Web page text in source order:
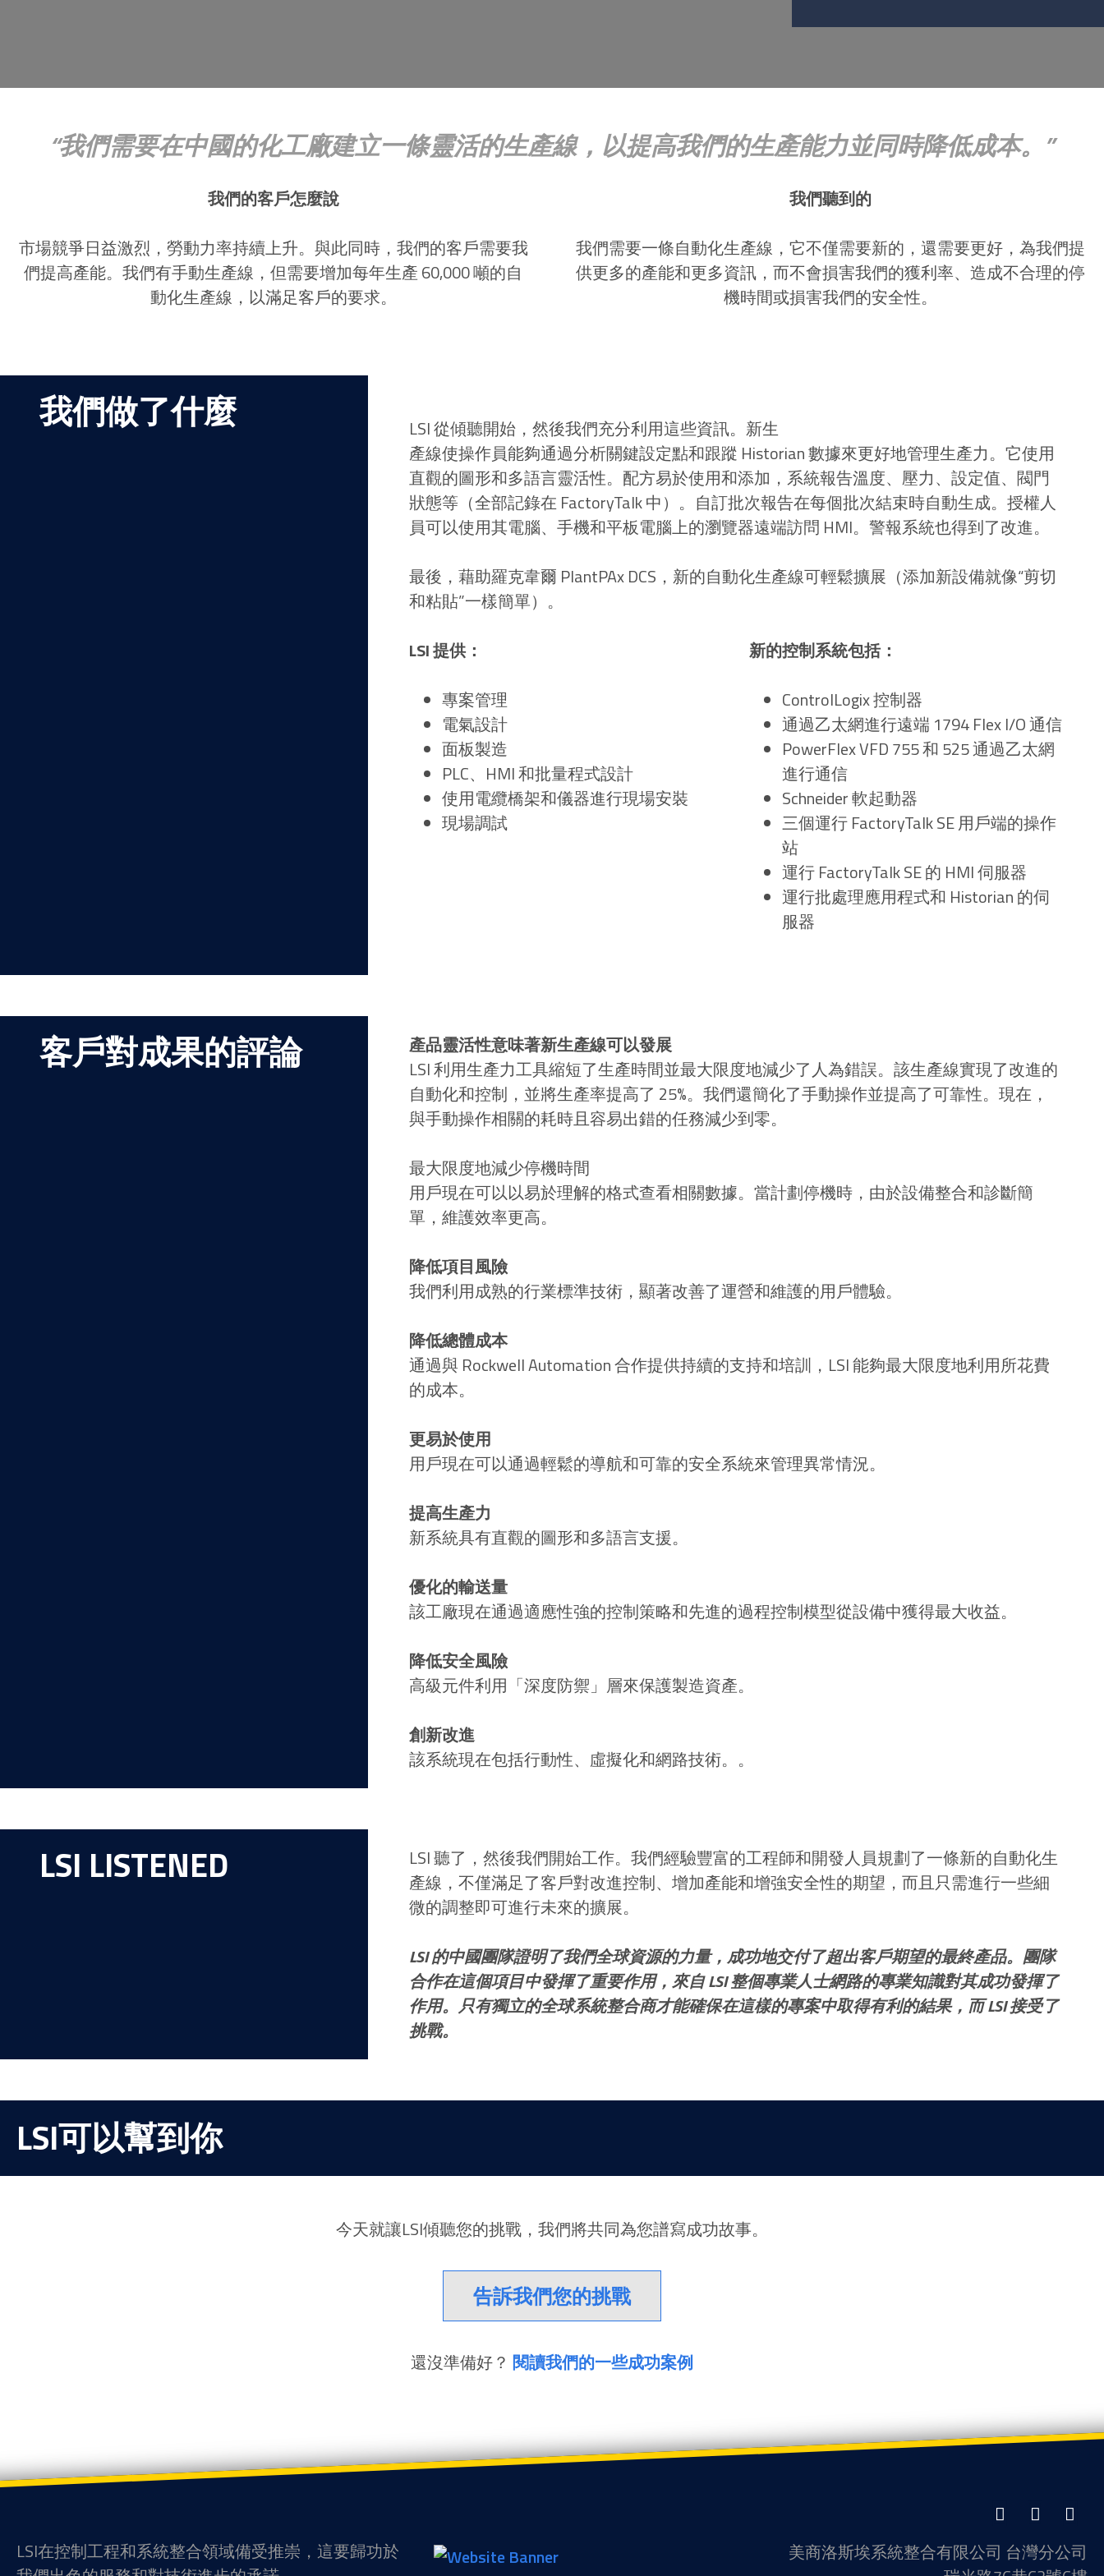
我們需要在中國的化工廠建立一條靈活的生產線，以提高我們的生產能力並同時降低成本。
我們的客戶怎麼說
市場競爭日益激烈，勞動力率持續上升。與此同時，我們的客戶需要我
們提高產能。我們有手動生產線，但需要增加每年生產 60,000 噸的自
動化生產線，以滿足客戶的要求。
我們聽到的
我們需要一條自動化生產線，它不僅需要新的，還需要更好，為我們提
供更多的產能和更多資訊，而不會損害我們的獲利率、造成不合理的停
機時間或損害我們的安全性。
我們做了什麼
LSI 從傾聽開始，然後我們充分利用這些資訊。新生
產線使操作員能夠通過分析關鍵設定點和跟蹤 Historian 數據來更好地管理生產力。它使用
直觀的圖形和多語言靈活性。配方易於使用和添加，系統報告溫度、壓力、設定值、閥門
狀態等（全部記錄在 FactoryTalk 中）。自訂批次報告在每個批次結束時自動生成。授權人
員可以使用其電腦、手機和平板電腦上的瀏覽器遠端訪問 HMI。警報系統也得到了改進。
最後，藉助羅克韋爾 PlantPAx DCS，新的自動化生產線可輕鬆擴展（添加新設備就像“剪切
和粘貼”一樣簡單）。
LSI 提供：
專案管理
電氣設計
面板製造
PLC、HMI 和批量程式設計
使用電纜橋架和儀器進行現場安裝
現場調試
新的控制系統包括：
ControlLogix 控制器
通過乙太網進行遠端 1794 Flex I/O 通信
PowerFlex VFD 755 和 525 通過乙太網
進行通信
Schneider 軟起動器
三個運行 FactoryTalk SE 用戶端的操作
站
運行 FactoryTalk SE 的 HMI 伺服器
運行批處理應用程式和 Historian 的伺
服器
客戶對成果的評論
產品靈活性意味著新生產線可以發展
LSI 利用生產力工具縮短了生產時間並最大限度地減少了人為錯誤。該生產線實現了改進的
自動化和控制，並將生產率提高了 25%。我們還簡化了手動操作並提高了可靠性。現在，
與手動操作相關的耗時且容易出錯的任務減少到零。
最大限度地減少停機時間
用戶現在可以以易於理解的格式查看相關數據。當計劃停機時，由於設備整合和診斷簡
單，維護效率更高。
降低項目風險
我們利用成熟的行業標準技術，顯著改善了運營和維護的用戶體驗。
降低總體成本
通過與 Rockwell Automation 合作提供持續的支持和培訓，LSI 能夠最大限度地利用所花費
的成本。
更易於使用
用戶現在可以通過輕鬆的導航和可靠的安全系統來管理異常情況。
提高生產力
新系統具有直觀的圖形和多語言支援。
優化的輸送量
該工廠現在通過適應性強的控制策略和先進的過程控制模型從設備中獲得最大收益。
降低安全風險
高級元件利用「深度防禦」層來保護製造資產。
創新改進
該系統現在包括行動性、虛擬化和網路技術。。
LSI LISTENED
LSI 聽了，然後我們開始工作。我們經驗豐富的工程師和開發人員規劃了一條新的自動化生
產線，不僅滿足了客戶對改進控制、增加產能和增強安全性的期望，而且只需進行一些細
微的調整即可進行未來的擴展。
LSI 的中國團隊證明了我們全球資源的力量，成功地交付了超出客戶期望的最終產品。團隊
合作在這個項目中發揮了重要作用，來自 LSI 整個專業人士網路的專業知識對其成功發揮了
作用。只有獨立的全球系統整合商才能確保在這樣的專案中取得有利的結果，而 LSI 接受了
挑戰。
LSI可以幫到你
今天就讓LSI傾聽您的挑戰，我們將共同為您譜寫成功故事。
告訴我們您的挑戰
還沒準備好？ 閱讀我們的一些成功案例
LSI在控制工程和系統整合領域備受推崇，這要歸功於
LinkedIn FacebookTwitter
美商洛斯埃系統整合有限公司 台灣分公司